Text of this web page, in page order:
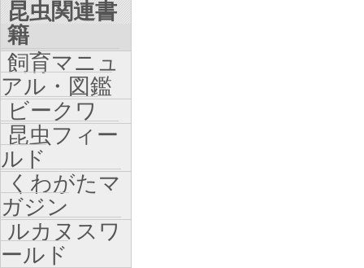
昆虫関連書
籍
飼育マニュ
アル・図鑑
ビークワ
昆虫フィー
ルド
くわがたマ
ガジン
ルカヌスワ
ールド